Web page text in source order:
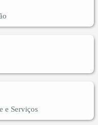
e Serviços